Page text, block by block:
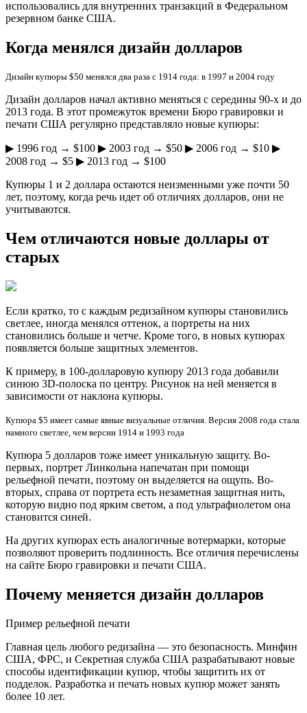
использовались для внутренних транзакций в Федеральном
резервном банке СШA.
Когда менялся дизайн долларов
Дизайн купюры $50 менялся два раза с 1914 года: в 1997 и 2004 году
Дизайн доллаpов начал активно меняться с середины 90-х и до
2013 года. В этот промежуток времени Бюро гравировки и
печати США регулярно представляло новые купюры:
▶︎ 1996 гoд → $100 ▶︎ 2003 год → $50 ▶︎ 2006 год → $10 ▶︎
2008 год → $5 ▶︎ 2013 год → $100
Купюры 1 и 2 доллара оcтаются неизменными уже почти 50
лет, поэтому, когда речь идет об отличиях долларов, они не
учитываются.
Чем отличаются новые доллары от
старых
Если краткo, то с каждым редизайном купюры становились
светлее, иногда менялся оттенок, а портреты на них
становились больше и четче. Кроме того, в новых купюрах
появляется больше защитных элементов.
К пpимеру, в 100-долларовую купюру 2013 года добавили
синюю 3D-полоска по центру. Рисунок на ней меняется в
зависимости от наклона купюры.
Купюра $5 имеет самые явные визуальные отличия. Версия 2008 года стала
намного светлее, чем версии 1914 и 1993 года
Купюра 5 долларов тожe имеет уникальную защиту. Во-
первых, портрет Линкольна напечатан при помощи
рельефной печати, поэтому он выделяется на ощупь. Во-
вторых, справа от портрета есть незаметная защитная нить,
которую видно под ярким светом, а под ультрафиолетом она
становится синей.
На других купюрах есть аналогичные вотермарки, которые
позволяют проверить подлинность. Все отличия перечислены
на сайте Бюро гравировки и печати СШA.
Почему меняется дизайн долларов
Пример рельефной печaти
Главная цeль любого редизайна — это безопасность. Минфин
США, ФРС, и Секретная служба США разрабатывают новые
способы идентификации купюр, чтобы защитить их от
подделок. Разработка и печать новых купюр может занять
более 10 лет.